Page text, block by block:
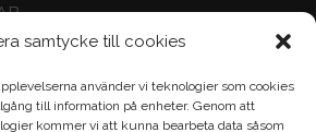
samtycke till cookies
använder vi teknologier som cookies
till information på enheter. Genom att
kommer vi att kunna bearbeta data såsom
500 47 72
17 93